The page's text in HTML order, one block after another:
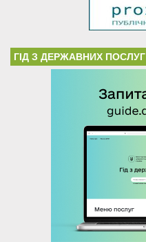
ГІД З ДЕРЖАВНИХ ПОСЛУГ